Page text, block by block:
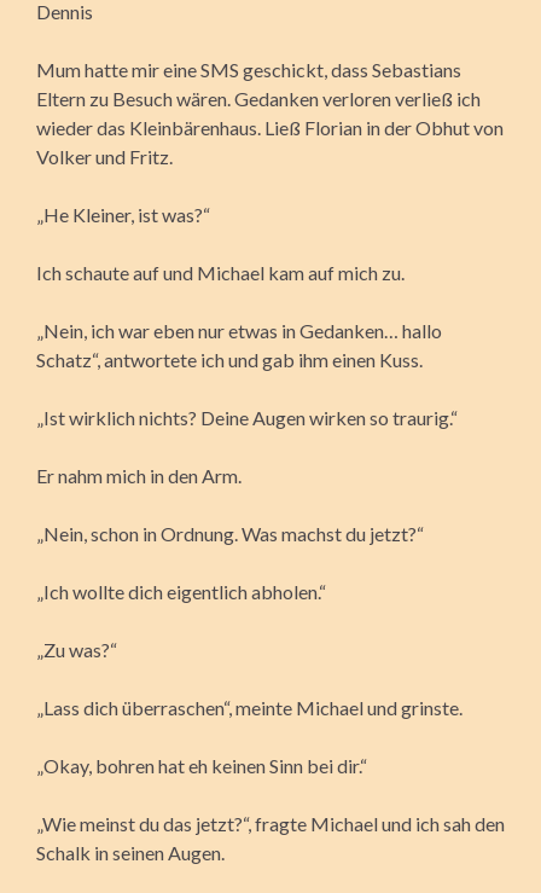
Dennis
Mum hatte mir eine SMS geschickt, dass Sebastians
Eltern zu Besuch wären. Gedanken verloren verließ ich
wieder das Kleinbärenhaus. Ließ Florian in der Obhut von
Volker und Fritz.
„He Kleiner, ist was?“
Ich schaute auf und Michael kam auf mich zu.
„Nein, ich war eben nur etwas in Gedanken… hallo
Schatz“, antwortete ich und gab ihm einen Kuss.
„Ist wirklich nichts? Deine Augen wirken so traurig.“
Er nahm mich in den Arm.
„Nein, schon in Ordnung. Was machst du jetzt?“
„Ich wollte dich eigentlich abholen.“
„Zu was?“
„Lass dich überraschen“, meinte Michael und grinste.
„Okay, bohren hat eh keinen Sinn bei dir.“
„Wie meinst du das jetzt?“, fragte Michael und ich sah den
Schalk in seinen Augen.